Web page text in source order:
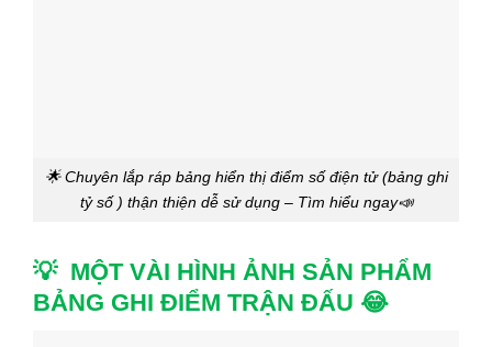
🌟 Chuyên lắp ráp bảng hiển thị điểm số điện tử (bảng ghi
tỷ số ) thận thiện dễ sử dụng – Tìm hiểu ngay📣
💡 MỘT VÀI HÌNH ẢNH SẢN PHẨM
BẢNG GHI ĐIỂM TRẬN ĐẤU 😂